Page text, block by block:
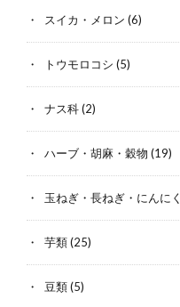
スイカ・メロン (6)
トウモロコシ (5)
ナス科(2)
ハーブ・胡麻・穀物 (19)
玉ねぎ・長ねぎ・にんにく
芋類(25)
豆類(5)